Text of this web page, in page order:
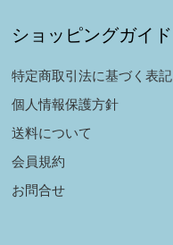
ショッピングガイド
特定商取引法に基づく表記
個人情報保護方針
送料について
会員規約
お問合せ